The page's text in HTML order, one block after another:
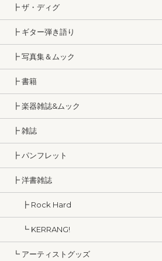
┣ ザ・ディグ
┣ ギター弾き語り
┣ 写真集＆ムック
┣ 書籍
┣ 楽器雑誌&ムック
┣ 雑誌
┣ パンフレット
┣ 洋書雑誌
┣ Rock Hard
┗ KERRANG!
┗ アーティストグッズ